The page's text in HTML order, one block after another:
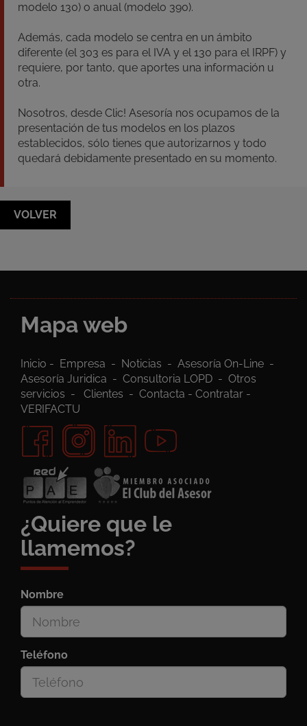
modelo 130) o anual (modelo 390).
Además, cada modelo se centra en un ámbito
diferente (el 303 es para el IVA y el 130 para el IRPF) y
requiere, por tanto, que aportes una información u
otra.
Nosotros, desde Clic! Asesoría nos ocupamos de la
presentación de tus modelos en los plazos
establecidos, sólo tienes que autorizarnos y todo
quedará debidamente presentado en su momento.
VOLVER
Mapa web
Inicio - Empresa - Noticias - Asesoría On-Line -
Asesoría Juridica - Consultoria LOPD - Otros
servicios - Clientes - Contacta - Contratar -
VERIFACTU
¿Quiere que le
llamemos?
Nombre
Teléfono